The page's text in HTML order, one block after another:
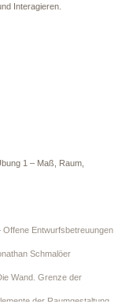
Interagieren.
1 – Maß, Raum,
Offene Entwurfsbetreuungen
Schmalöer
Wand. Grenze der
der Raumgestaltung.